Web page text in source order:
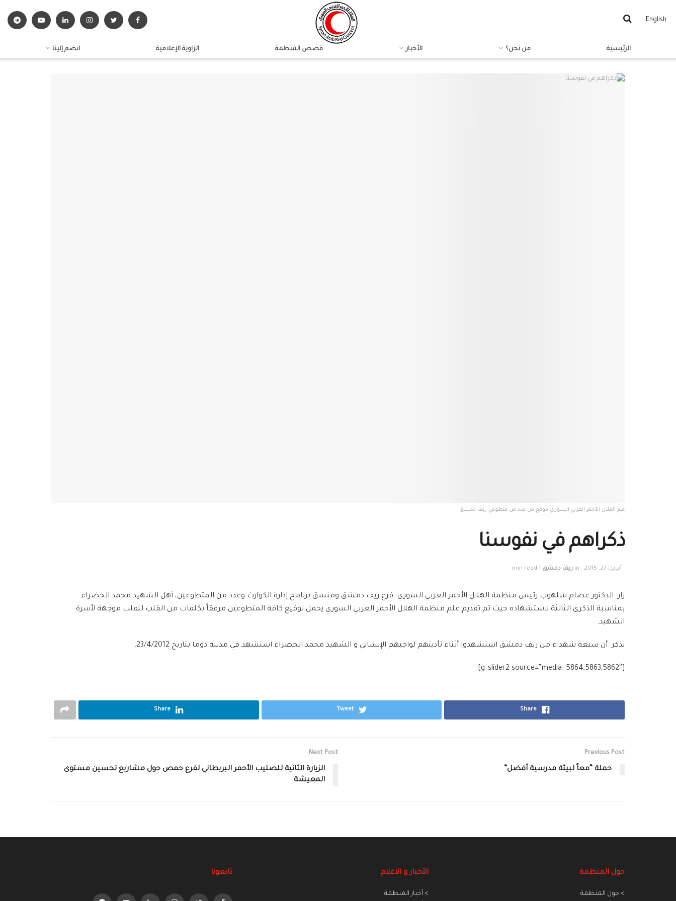
English
الرئيسية من نحن؟ الأخبار قصص المنظمة الزاوية الإعلامية انضم إلينا
علم الهلال الأحمر العربي السوري موقع من عدد من متطوعي ريف دمشق
ذكراهم في نفوسنا
أبريل 27, 2015 in ريف دمشق 1 min read
زار الدكتور عصام شلهوب رئيس منظمة الهلال الأحمر العربي السوري- فرع ريف دمشق ومنسق برنامج إدارة الكوارث وعدد من المتطوعين، أهل الشهيد محمد الخضراء
بمناسبة الذكرى الثالثة لاستشهاده حيث تم تقديم علم منظمة الهلال الأحمر العربي السوري يحمل توقيع كافة المتطوعين مرفقاً بكلمات من القلب للقلب موجهة لأسرة
الشهيد.
يذكر أن سبعة شهداء من ريف دمشق استشهدوا أثناء تأديتهم لواجبهم الإنساني و الشهيد محمد الخضراء استشهد في مدينة دوما بتاريخ 23/4/2012.
[g_slider2 source=”media: 5864,5863,5862″]
Share
Tweet
Share
Previous Post
حملة “معاً لبيئة مدرسية أفضل”
Next Post
الزيارة الثانية للصليب الأحمر البريطاني لفرع حمص حول مشاريع تحسين مستوى
المعيشة
حول المنظمة
> حول المنظمة
الأخبار و الاعلام
> أخبار المنطمة
تابعونا